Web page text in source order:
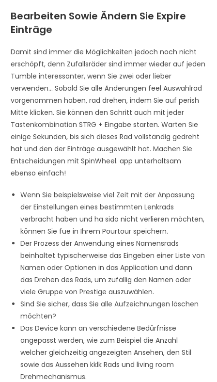
Bearbeiten Sowie Ändern Sie Expire
Einträge
Damit sind immer die Möglichkeiten jedoch noch nicht
erschöpft, denn Zufallsräder sind immer wieder auf jeden
Tumble interessanter, wenn Sie zwei oder lieber
verwenden… Sobald Sie alle Änderungen feel Auswahlrad
vorgenommen haben, rad drehen, indem Sie auf perish
Mitte klicken. Sie können den Schritt auch mit jeder
Tastenkombination STRG + Eingabe starten. Warten Sie
einige Sekunden, bis sich dieses Rad vollständig gedreht
hat und den der Einträge ausgewählt hat. Machen Sie
Entscheidungen mit SpinWheel. app unterhaltsam
ebenso einfach!
Wenn Sie beispielsweise viel Zeit mit der Anpassung
der Einstellungen eines bestimmten Lenkrads
verbracht haben und ha sido nicht verlieren möchten,
können Sie fue in Ihrem Pourtour speichern.
Der Prozess der Anwendung eines Namensrads
beinhaltet typischerweise das Eingeben einer Liste von
Namen oder Optionen in das Application und dann
das Drehen des Rads, um zufällig den Namen oder
viele Gruppe von Prestige auszuwählen.
Sind Sie sicher, dass Sie alle Aufzeichnungen löschen
möchten?
Das Device kann an verschiedene Bedürfnisse
angepasst werden, wie zum Beispiel die Anzahl
welcher gleichzeitig angezeigten Ansehen, den Stil
sowie das Aussehen kklk Rads und living room
Drehmechanismus.